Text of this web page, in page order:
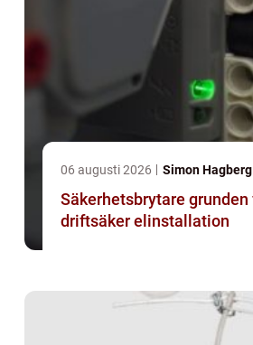
06 augusti 2026 Simon Hagberg
Säkerhetsbrytare grunden för trygg och
driftsäker elinstallation